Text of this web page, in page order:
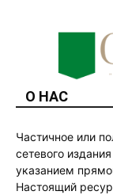
О НАС
Частичное или
сетевого
указанием
Настоящий